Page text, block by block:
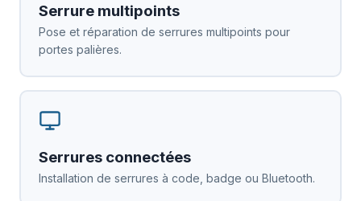
Serrure multipoints
Pose et réparation de serrures multipoints pour
portes palières.
Serrures connectées
Installation de serrures à code, badge ou Bluetooth.